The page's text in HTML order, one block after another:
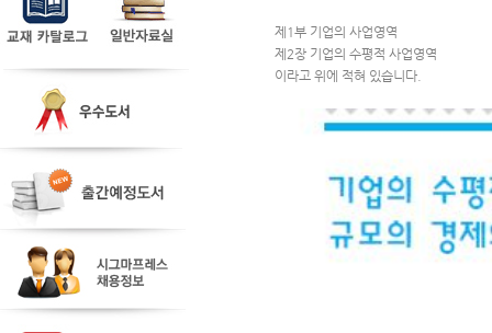
제1부 기업의 사업영역
제2장 기업의 수평적 사업영역
이라고 위에 적혀 있습니다.